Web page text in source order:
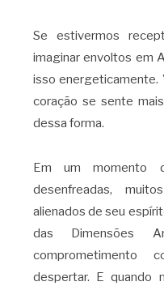
Se estivermos
imaginar envoltos em
isso
coração se sente
dessa forma.
Em um momento
desenfreadas,
alienados de seu
das Dimensões
comprometimento
despertar. E quando